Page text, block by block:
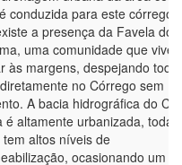
conduzida para este córrego,
a presença da Favela do
uma comunidade que vive
às margens, despejando todo
no Córrego sem
A bacia hidrográfica do
é altamente urbanizada, toda
altos níveis de
ocasionando um